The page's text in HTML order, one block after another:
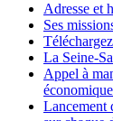
Adresse et
Ses
La Seine-
Appel à
Lancement